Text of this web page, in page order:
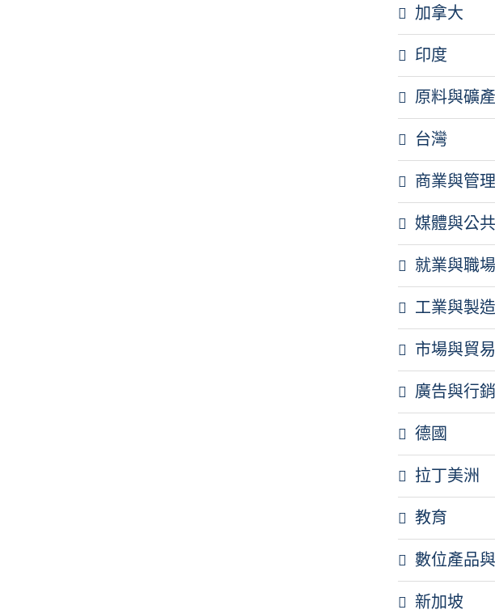
加拿大
印度
原料與礦產
台灣
商業與管理
媒體與公
就業與職場
工業與製造
市場與貿易
廣告與行銷
德國
拉丁美洲
教育
數位產品
新加坡